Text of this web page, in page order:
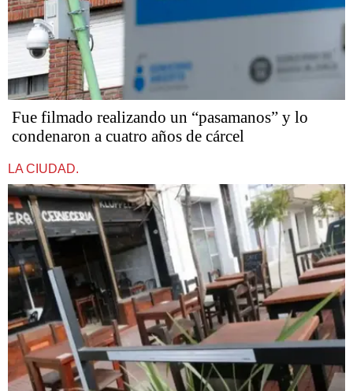
Fue filmado realizando un “pasamanos” y lo
condenaron a cuatro años de cárcel
LA CIUDAD.